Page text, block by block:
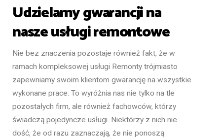
Udzielamy gwarancji na
nasze usługi remontowe
Nie bez znaczenia pozostaje również fakt, że w
ramach kompleksowej usługi Remonty trójmiasto
zapewniamy swoim klientom gwarancję na wszystkie
wykonane prace. To wyróżnia nas nie tylko na tle
pozostałych firm, ale również fachowców, którzy
świadczą pojedyncze usługi. Niektórzy z nich nie
dość, że od razu zaznaczają, że nie ponoszą